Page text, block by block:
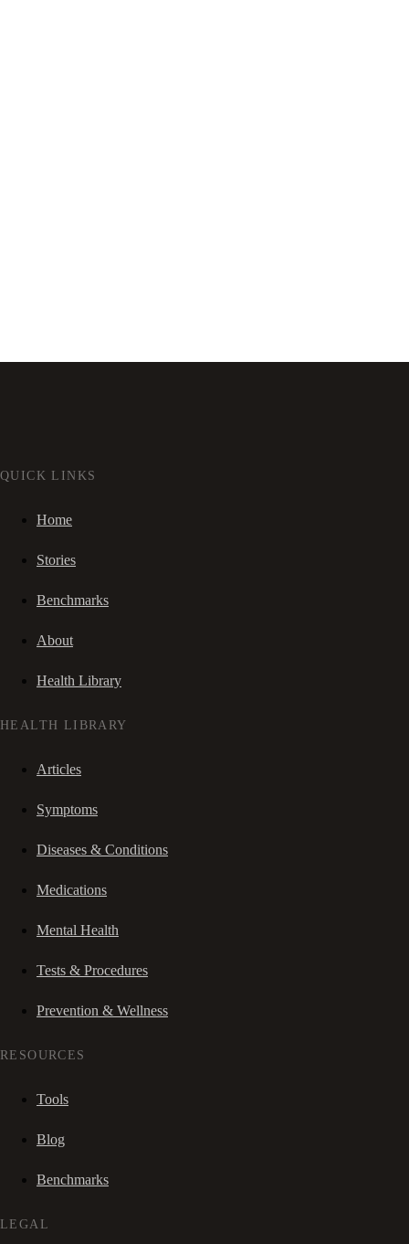
QUICK LINKS
Home
Stories
Benchmarks
About
Health Library
HEALTH LIBRARY
Articles
Symptoms
Diseases & Conditions
Medications
Mental Health
Tests & Procedures
Prevention & Wellness
RESOURCES
Tools
Blog
Benchmarks
LEGAL